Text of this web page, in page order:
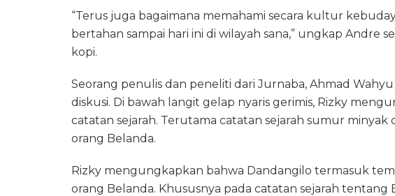
“Terus juga bagaimana memahami secara kultur
bertahan sampai hari ini di wilayah sana,” ungkap Andre
kopi.
Seorang penulis dan peneliti dari Jurnaba, Ahmad
diskusi. Di bawah langit gelap nyaris gerimis, Rizky
catatan sejarah. Terutama catatan sejarah sumur
orang Belanda.
Rizky mengungkapkan bahwa Dandangilo termasuk
orang Belanda. Khususnya pada catatan sejarah tentang